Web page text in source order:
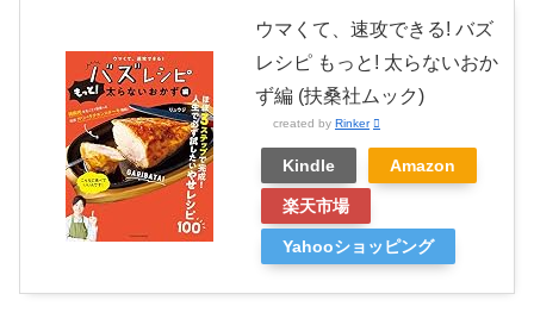
ウマくて、速攻できる! バズ
レシピ もっと! 太らないおか
ず編 (扶桑社ムック)
created by Rinker
Kindle Amazon
楽天市場
Yahooショッピング